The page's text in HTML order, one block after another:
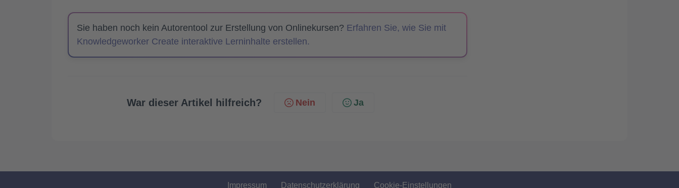
Sie haben noch kein Autorentool zur Erstellung von Onlinekursen? Erfahren Sie, wie Sie mit
Knowledgeworker Create interaktive Lerninhalte erstellen.
War dieser Artikel hilfreich? Nein Ja
Impressum Datenschutzerklärung Cookie-Einstellungen